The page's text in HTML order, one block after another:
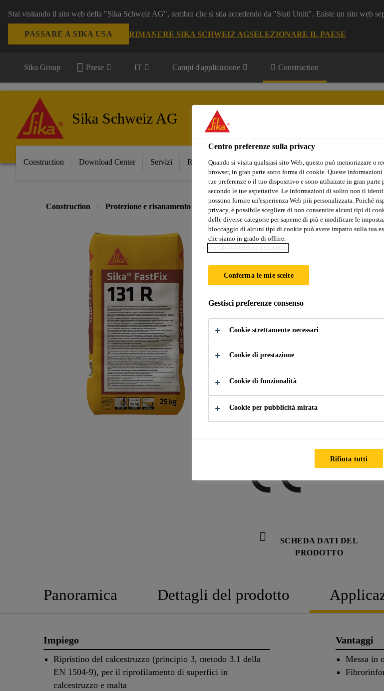
Stai visitando il sito web della "Sika Schweiz AG", sembra che si stia accedendo da "Stati Uniti". Esiste un sito web
PASSARE A SIKA USA RIMANERE SIKA SCHWEIZ AGSELEZIONARE IL PAESE
Sika Group Paese IT Campi d'applicazione Construction
Sika Schweiz AG
Construction Download Center Servizi Referenze Sika Apps Interlocutore
Construction Protezione e risanamento di edifici Riparazione del calcestruzzo Malte per
Sika
Malta cementizia a presa
Malta universale
sintetiche, per montaggi rapidi in
(classe R4).
Messa in opera semplice
Fibrorinforzata
Applicabile in strati fino a 50
Classe R4 come da norma EN
Resistente ai solfati
SCHEDA DATI DEL
PRODOTTO
Panoramica Dettagli del prodotto
Impiego
Ripristino del calcestruzzo (principio 3, metodo 3.1 della
EN 1504-9), per il riprofilamento di superfici in
calcestruzzo e malta
Vantaggi
Messa in
Centro preferenze sulla privacy
Quando si visita qualsiasi sito Web, questo può memorizzare o
browser, in gran parte sotto forma di cookie. Queste informazioni
tue preferenze o il tuo dispositivo e sono utilizzate in gran parte
secondo le tue aspettative. Le informazioni di solito non ti
possono fornire un'esperienza Web più personalizzata. Poiché
privacy, è possibile scegliere di non consentire alcuni tipi di
delle diverse categorie per saperne di più e modificare le
bloccaggio di alcuni tipi di cookie può avere impatto sulla tua
che siamo in grado di offrire.
INFORMATIVA SUI COOKIE
Conferma le mie scelte
Gestisci preferenze consenso
Cookie strettamente necessari
Cookie di prestazione
Cookie di funzionalità
Cookie per pubblicità mirata
Rifiuta tutti